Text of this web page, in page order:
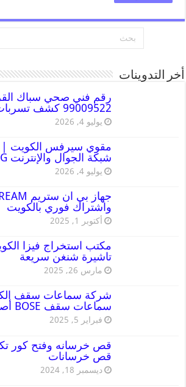
أخر التدوينات
99009522 كشف تسربات وتسليك مجاري
يوليو 4, 2026
مقوي سيرفس الكويت |
شبكة الجوال والإنترنت 4G و5G
يوليو 4, 2026
واشتراك فوري بالكويت
أكتوبر 1, 2025
تاشيرة شنغن سريعة
مارس 26, 2025
سماعات سقف BOSE أصلية
فبراير 5, 2025
قص خرسانات
ديسمبر 18, 2024